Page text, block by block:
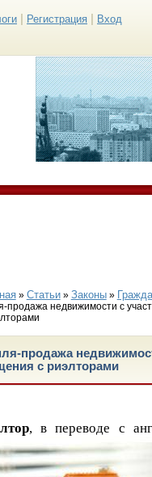
Регистрация Вход
» Статьи» Законы»
продажа недвижимости с
продажа
с риэлторами
, в переводе с